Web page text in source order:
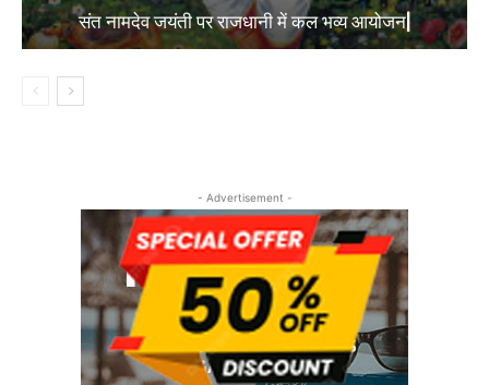
संत नामदेव जयंती पर राजधानी में कल भव्य आयोजन|
- Advertisement -